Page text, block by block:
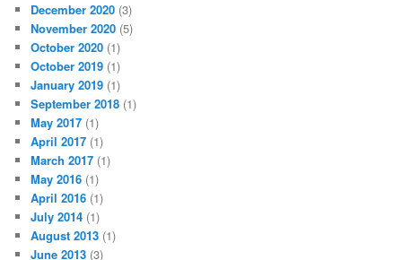
December 2020 (3)
November 2020 (5)
October 2020 (1)
October 2019 (1)
January 2019 (1)
September 2018 (1)
May 2017 (1)
April 2017 (1)
March 2017 (1)
May 2016 (1)
April 2016 (1)
July 2014 (1)
August 2013 (1)
June 2013 (3)